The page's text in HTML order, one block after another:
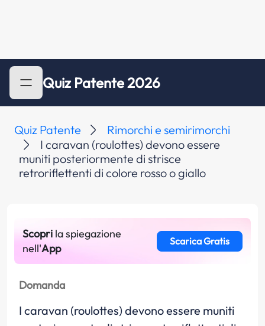
Quiz Patente 2026
Quiz Patente
Rimorchi e semirimorchi
I caravan (roulottes) devono essere
muniti posteriormente di strisce
retroriflettenti di colore rosso o giallo
Scopri la spiegazione
nell'App
Scarica Gratis
Domanda
I caravan (roulottes) devono essere muniti